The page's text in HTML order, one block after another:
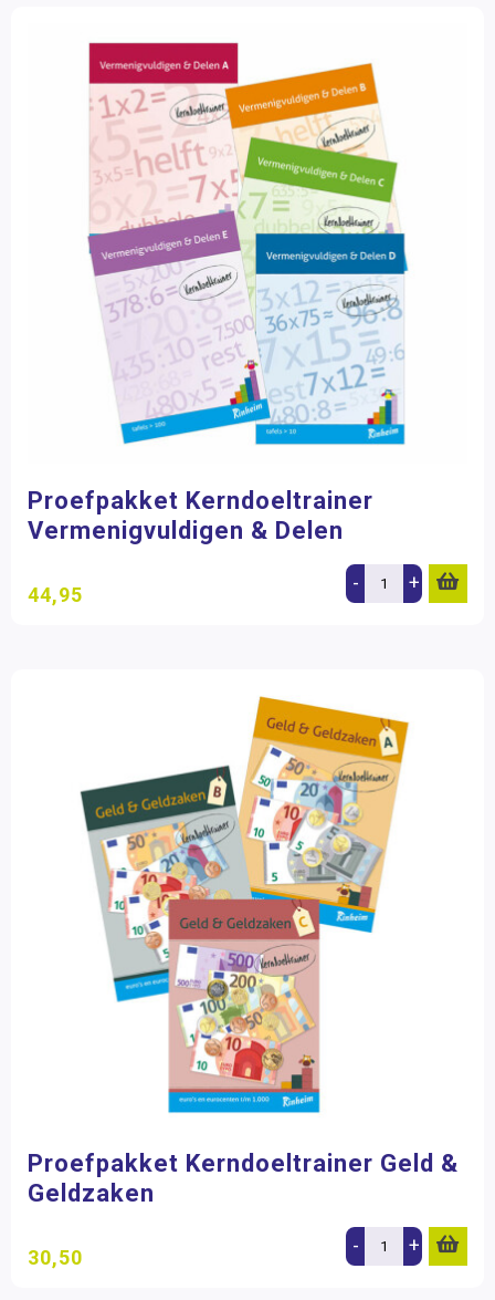
Proefpakket Kerndoeltrainer
Vermenigvuldigen & Delen
44,95 - +
Proefpakket Kerndoeltrainer Geld &
Geldzaken
30,50 - +